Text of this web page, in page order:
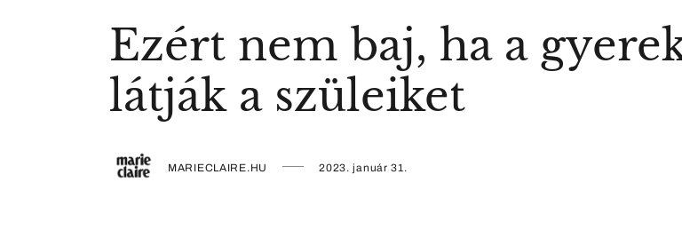
Ezért nem baj, ha a
látják a szüleiket
MARIECLAIRE.HU 2023. január 31.